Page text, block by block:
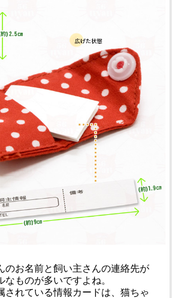
のお名前と飼い主さんの連絡先が
ものが多いですよね。
されている情報カードは、猫ちゃ